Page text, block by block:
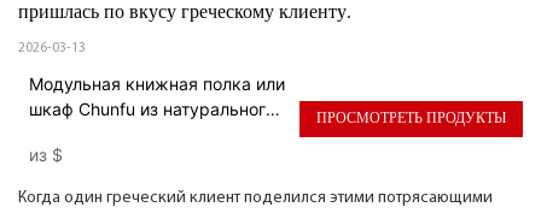
пришлась по вкусу греческому клиенту.
2026-03-13
Модульная книжная полка или
шкаф Chunfu из натурального
современная роскошная
из $
ПРОСМОТРЕТЬ ПРОДУКТЫ
Когда один греческий клиент поделился этими потрясающими